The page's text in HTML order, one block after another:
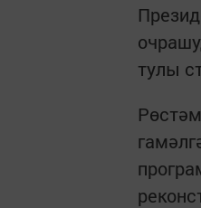
тулы